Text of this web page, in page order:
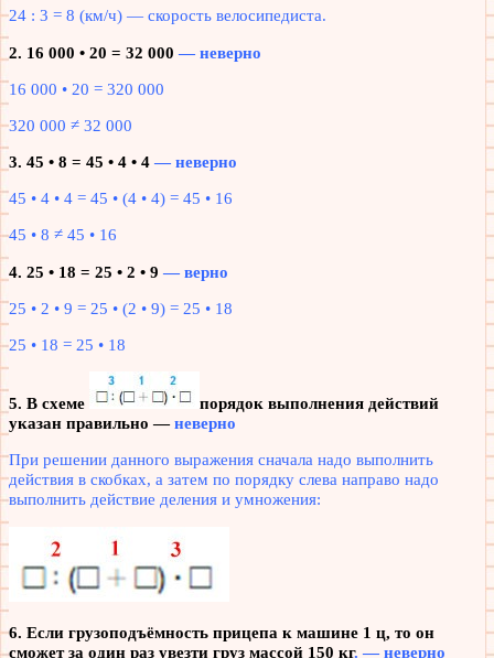
24 : 3 = 8 (км/ч) — скорость велосипедиста.
2. 16 000 • 20 = 32 000 — неверно
16 000 • 20 = 320 000
320 000 ≠ 32 000
3. 45 • 8 = 45 • 4 • 4 — неверно
45 • 4 • 4 = 45 • (4 • 4) = 45 • 16
45 • 8 ≠ 45 • 16
4. 25 • 18 = 25 • 2 • 9 — верно
25 • 2 • 9 = 25 • (2 • 9) = 25 • 18
25 • 18 = 25 • 18
5. В схеме
порядок выполнения действий
указан правильно —неверно
При решении данного выражения сначала надо выполнить
действия в скобках, а затем по порядку слева направо надо
выполнить действие деления и умножения:
6. Если грузоподъёмность прицепа к машине 1 ц, то он
сможет за один раз увезти груз массой 150 кг. — неверно